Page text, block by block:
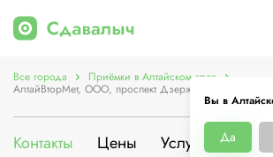
Вы в
Да
Все города Приёмки в Алтайском крае
АлтайВторМет, ООО, проспект Дзержинского, 43
Контакты Цены Услуги О